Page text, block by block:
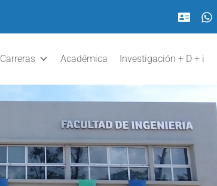
Carreras Académica Investigación + D + i